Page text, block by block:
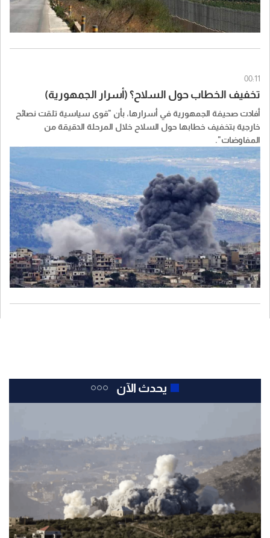
00:11
تخفيف الخطاب حول السلاح؟ (أسرار الجمهورية)
أفادت صحيفة الجمهورية في أسرارها، بأن "قوى سياسية تلقت نصائح
خارجية بتخفيف خطابها حول السلاح خلال المرحلة الدقيقة من
المفاوضات".
يحدث الآن